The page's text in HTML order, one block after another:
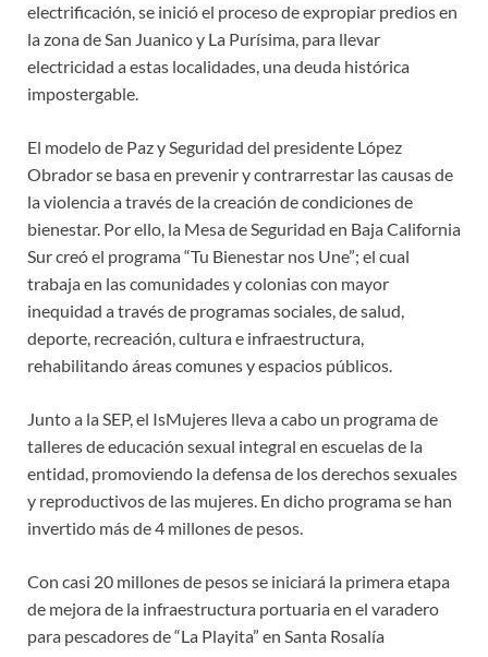
electrificación, se inició el proceso de expropiar predios en
la zona de San Juanico y La Purísima, para llevar
electricidad a estas localidades, una deuda histórica
impostergable.
El modelo de Paz y Seguridad del presidente López
Obrador se basa en prevenir y contrarrestar las causas de
la violencia a través de la creación de condiciones de
bienestar. Por ello, la Mesa de Seguridad en Baja California
Sur creó el programa “Tu Bienestar nos Une”; el cual
trabaja en las comunidades y colonias con mayor
inequidad a través de programas sociales, de salud,
deporte, recreación, cultura e infraestructura,
rehabilitando áreas comunes y espacios públicos.
Junto a la SEP, el IsMujeres lleva a cabo un programa de
talleres de educación sexual integral en escuelas de la
entidad, promoviendo la defensa de los derechos sexuales
y reproductivos de las mujeres. En dicho programa se han
invertido más de 4 millones de pesos.
Con casi 20 millones de pesos se iniciará la primera etapa
de mejora de la infraestructura portuaria en el varadero
para pescadores de “La Playita” en Santa Rosalía